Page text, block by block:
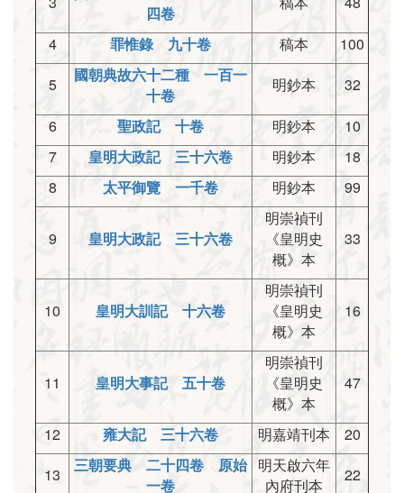
四卷
4
罪惟錄 九十卷 稿本
100
5
國朝典故六十二種 一百一
十卷
明鈔本
32
6
聖政記 十卷 明鈔本
10
7
皇明大政記 三十六卷 明鈔本
18
8
太平御覽 一千卷 明鈔本 99
9 皇明大政記 三十六卷
明崇禎刊
《皇明史
概》本
33
10 皇明大訓記 十六卷
明崇禎刊
《皇明史
概》本
16
11 皇明大事記 五十卷
明崇禎刊
《皇明史
概》本
47
12 雍大記 三十六卷 明嘉靖刊本
20
13
三朝要典 二十四卷 原始
一卷
明天啟六年
內府刊本
22